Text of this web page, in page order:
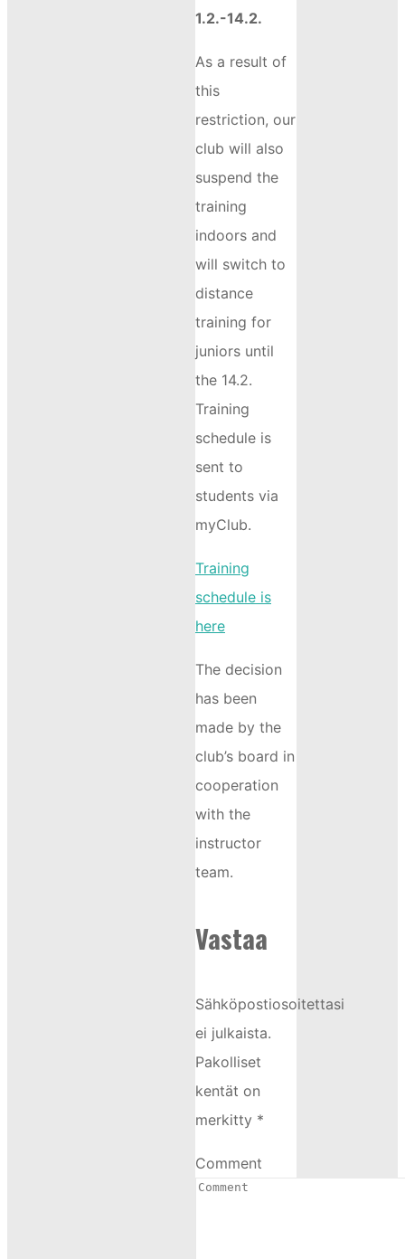
1.2.-14.2.
As a result of
this
restriction, our
club will also
suspend the
training
indoors and
will switch to
distance
training for
juniors until
the 14.2.
Training
schedule is
sent to
students via
myClub.
Training
schedule is
here
The decision
has been
made by the
club’s board in
cooperation
with the
instructor
team.
Vastaa
Sähköpostiosoitettasi
ei julkaista.
Pakolliset
kentät on
merkitty *
Comment